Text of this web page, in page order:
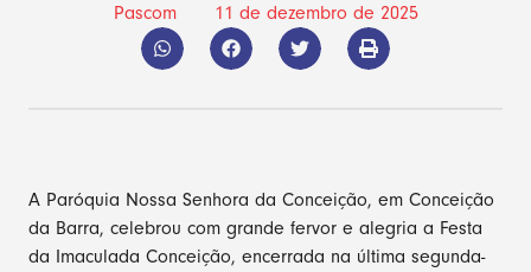
Pascom 11 de dezembro de 2025
A Paróquia Nossa Senhora da Conceição, em Conceição
da Barra, celebrou com grande fervor e alegria a Festa
da Imaculada Conceição, encerrada na última segunda-